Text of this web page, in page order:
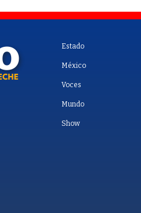
Estado
México
Voces
Mundo
Show